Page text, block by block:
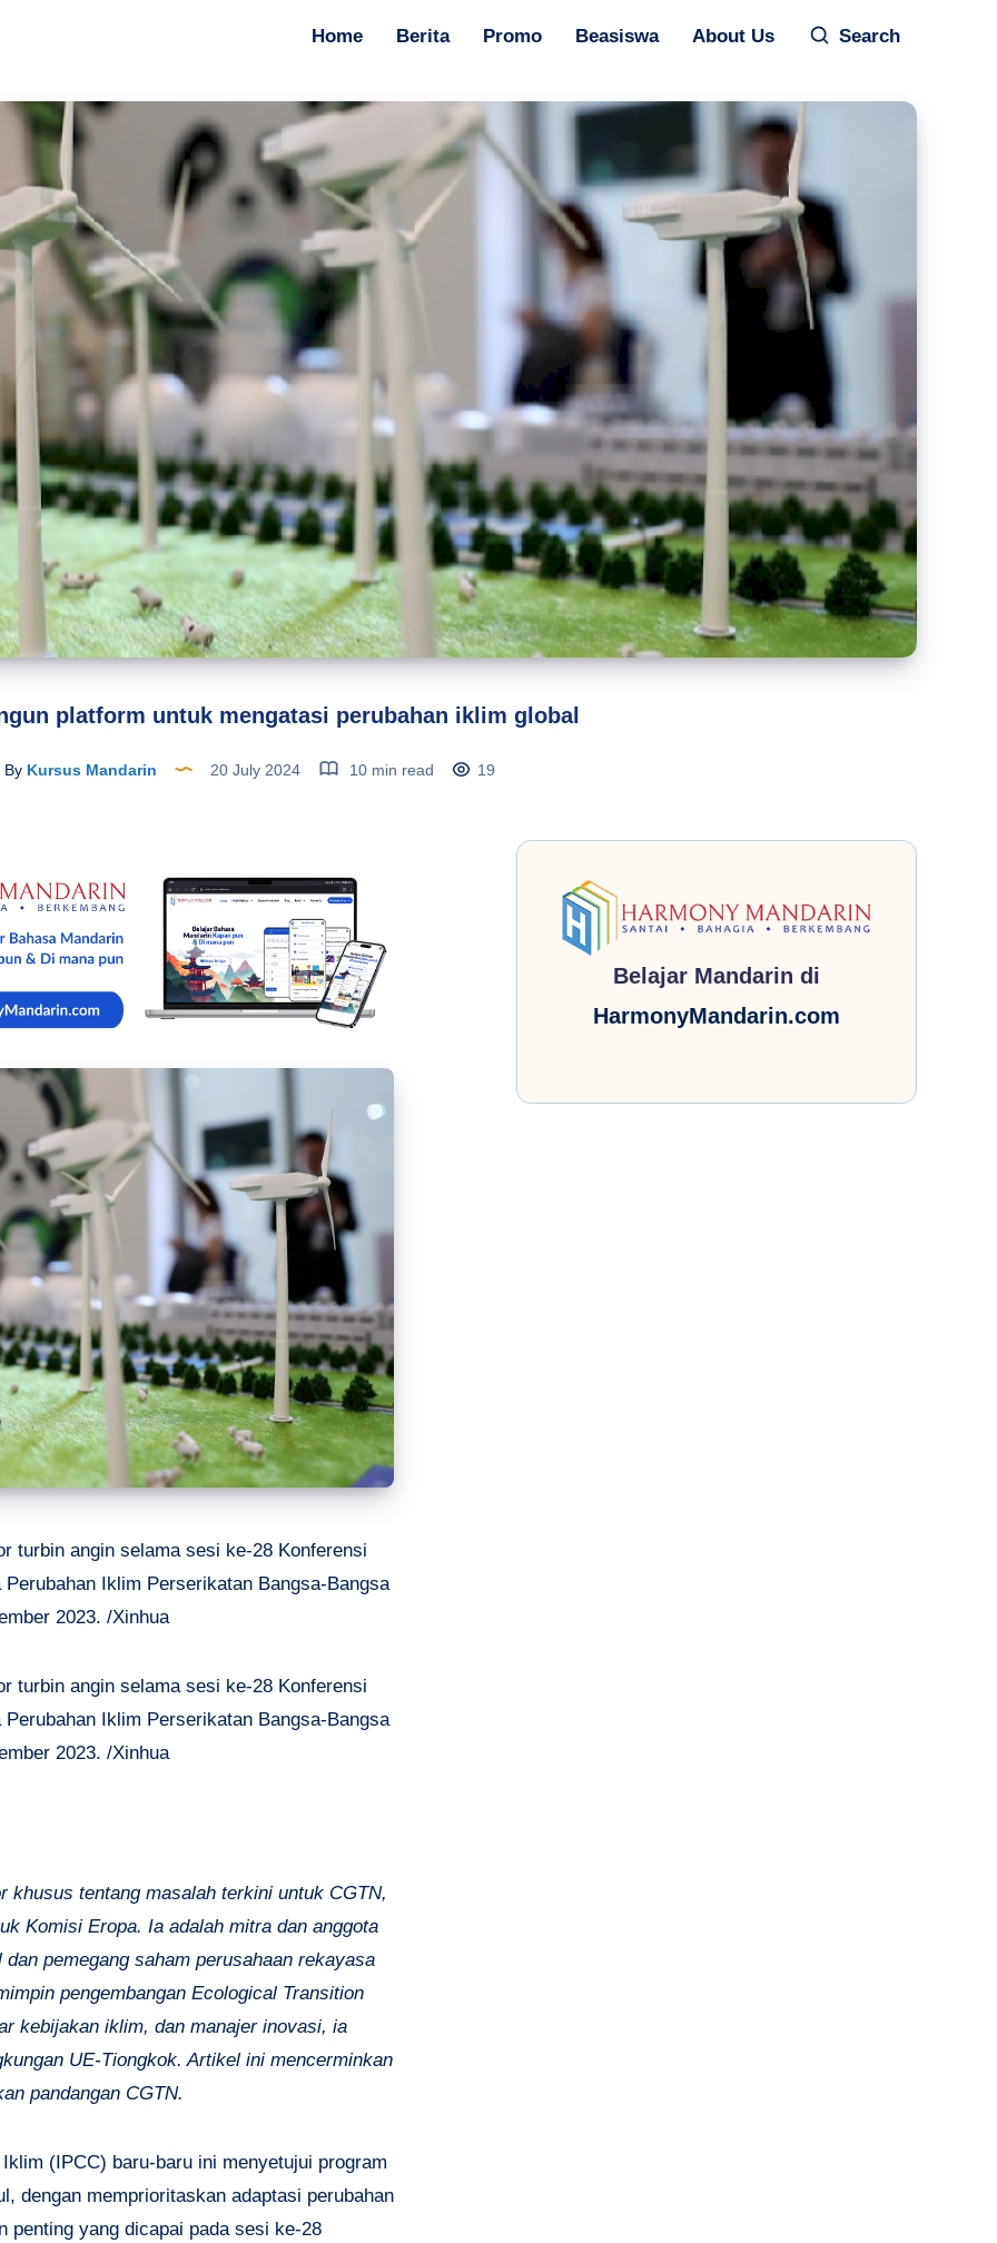
Home Berita Promo Beasiswa About Us Search
platform untuk mengatasi perubahan iklim global
ByKursus Mandarin 20 July 2024 10 min read 19
turbin angin selama sesi ke-28 Konferensi
Iklim Perserikatan Bangsa-Bangsa
2023. /Xinhua
turbin angin selama sesi ke-28 Konferensi
Iklim Perserikatan Bangsa-Bangsa
2023. /Xinhua
khusus tentang masalah terkini untuk CGTN,
Komisi Eropa. Ia adalah mitra dan anggota
pemegang saham perusahaan rekayasa
pengembangan Ecological Transition
kebijakan iklim, dan manajer inovasi, ia
UE-Tiongkok. Artikel ini mencerminkan
pandangan CGTN.
(IPCC) baru-baru ini menyetujui program
dengan memprioritaskan adaptasi perubahan
penting yang dicapai pada sesi ke-28
Belajar Mandarin di
HarmonyMandarin.com